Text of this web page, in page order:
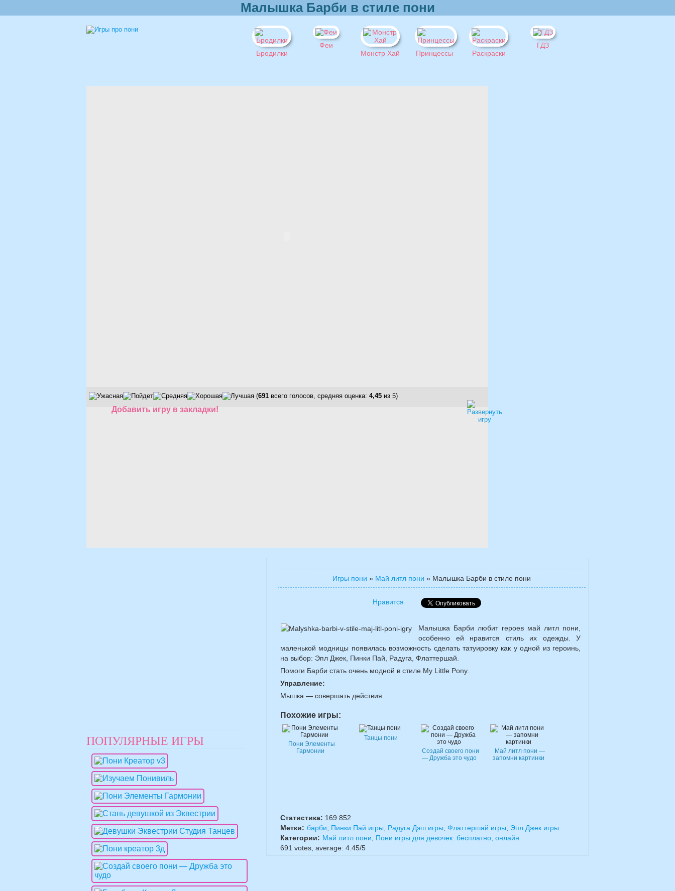
Малышка Барби в стиле пони
Бродилки
Феи
Монстр Хай
Принцессы Раскраски
ГДЗ
(691 всего голосов, средняя оценка: 4,45 из 5)
Добавить игру в закладки!
Игры пони » Май литл пони » Малышка Барби в стиле пони
Нравится
Малышка Барби любит героев май литл пони,
особенно ей нравится стиль их одежды. У
маленькой модницы появилась возможность сделать татуировку как у одной из героинь,
на выбор: Эпл Джек, Пинки Пай, Радуга, Флаттершай.
Помоги Барби стать очень модной в стиле My Little Pony.
Управление:
Мышка — совершать действия
Похожие игры:
Пони Элементы
Гармонии
Танцы пони
Создай своего пони
— Дружба это чудо
Май литл пони —
запомни картинки
Статистика: 169 852
Метки: барби Пинки Пай игры Радуга Дэш игры Флаттершай игры
Эпл Джек игры
Категории: Май литл пони
Пони игры для девочек: бесплатно, онлайн
691 votes, average: 4.45/5
ПОПУЛЯРНЫЕ ИГРЫ